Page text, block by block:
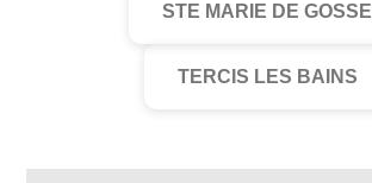
STE MARIE DE GOSSE
TERCIS LES BAINS